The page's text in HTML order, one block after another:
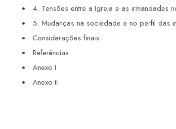
4. Tensões entre a Igreja e as irmandades
5. Mudanças na sociedade e no perfil das
Considerações finais
Referências
Anexo I
Anexo II